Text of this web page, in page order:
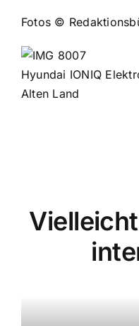
Fotos ©
Hyundai IONIQ
Alten Land